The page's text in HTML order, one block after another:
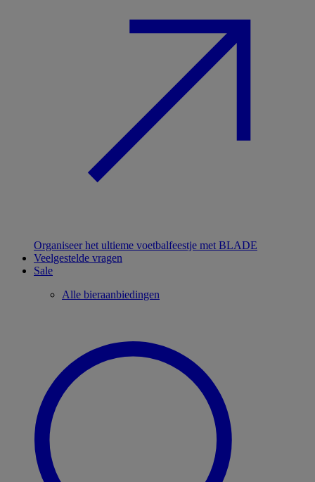
Organiseer het ultieme voetbalfeestje met BLADE
Veelgestelde vragen
Sale
Alle bieraanbiedingen